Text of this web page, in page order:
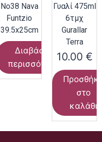
Νο38 Nava
Funtzio
39.5x25cm
Διαβάστε
περισσότερα
Γυαλί 475ml
6τμχ
Gurallar
Terra
10.00 €
στο
καλάθι